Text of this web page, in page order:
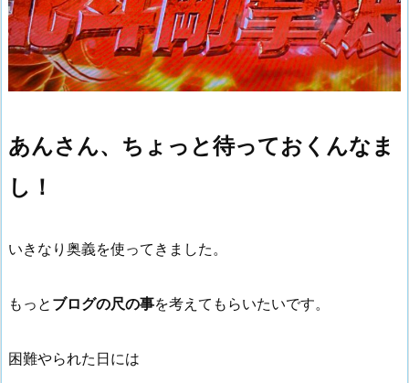
あんさん、ちょっと待っておくんなま
し！
いきなり奥義を使ってきました。
もっと ブログの尺の事を考えてもらいたいです。
困難やられた日には